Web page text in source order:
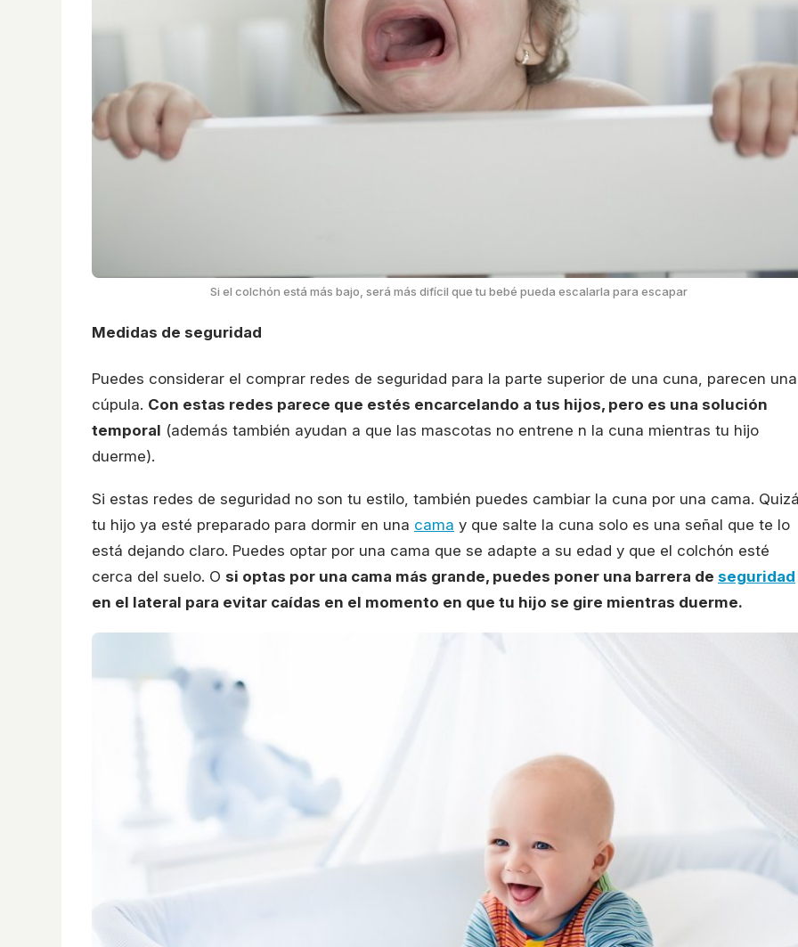
Si el colchón está más bajo, será más difícil que tu bebé pueda escalarla para escapar
Medidas de seguridad
Puedes considerar el comprar redes de seguridad para la parte superior de una cuna, parecen una
cúpula. Con estas redes parece que estés encarcelando a tus hijos, pero es una solución
temporal (además también ayudan a que las mascotas no entrene n la cuna mientras tu hijo
duerme).
Si estas redes de seguridad no son tu estilo, también puedes cambiar la cuna por una cama.
tu hijo ya esté preparado para dormir en una cama y que salte la cuna solo es una señal que te lo
está dejando claro. Puedes optar por una cama que se adapte a su edad y que el colchón esté
cerca del suelo. O si optas por una cama más grande, puedes poner una barrera de seguridad
en el lateral para evitar caídas en el momento en que tu hijo se gire mientras duerme.